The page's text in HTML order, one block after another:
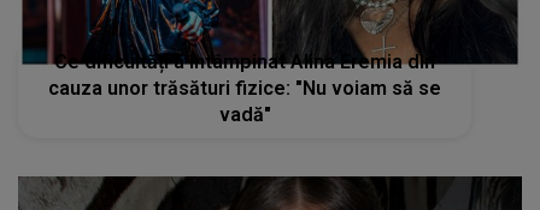
Ce dificultăți a întâmpinat Alina Eremia din
cauza unor trăsături fizice: "Nu voiam să se
vadă"